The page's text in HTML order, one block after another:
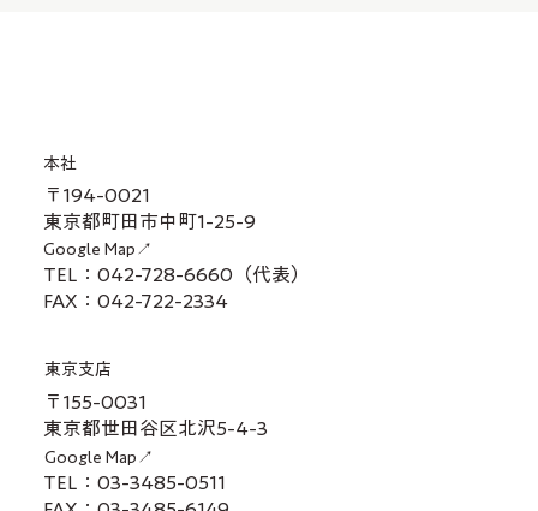
本社
〒194-0021
東京都町田市中町1-25-9
Google Map↗
TEL：042-728-6660（代表）
FAX：042-722-2334
東京支店
〒155-0031
東京都世田谷区北沢5-4-3
Google Map↗
TEL：03-3485-0511